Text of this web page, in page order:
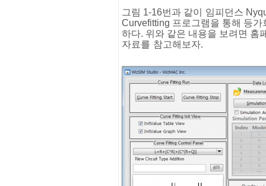
그림 1-16번과 같이 임피던스
Curvefitting 프로그램을 통해 등가
하다. 위와 같은 내용을 보려면 홈
자료를 참고해보자.